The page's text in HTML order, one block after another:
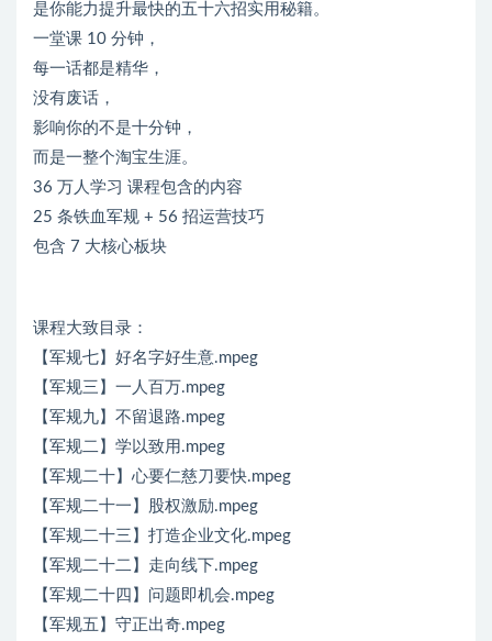
是你能力提升最快的五十六招实用秘籍。
一堂课 10 分钟，
每一话都是精华，
没有废话，
影响你的不是十分钟，
而是一整个淘宝生涯。
36 万人学习 课程包含的内容
25 条铁血军规 + 56 招运营技巧
包含 7 大核心板块
课程大致目录：
【军规七】好名字好生意.mpeg
【军规三】一人百万.mpeg
【军规九】不留退路.mpeg
【军规二】学以致用.mpeg
【军规二十】心要仁慈刀要快.mpeg
【军规二十一】股权激励.mpeg
【军规二十三】打造企业文化.mpeg
【军规二十二】走向线下.mpeg
【军规二十四】问题即机会.mpeg
【军规五】守正出奇.mpeg